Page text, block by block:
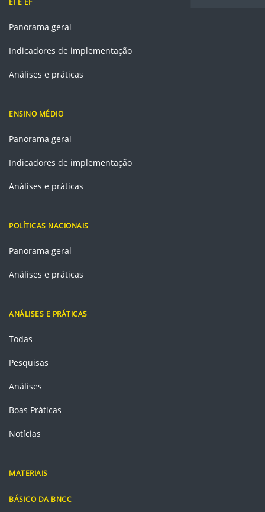
EI E EF
Panorama geral
Indicadores de implementação
Análises e práticas
ENSINO MÉDIO
Panorama geral
Indicadores de implementação
Análises e práticas
POLÍTICAS NACIONAIS
Panorama geral
Análises e práticas
ANÁLISES E PRÁTICAS
Todas
Pesquisas
Análises
Boas Práticas
Notícias
MATERIAIS
BÁSICO DA BNCC